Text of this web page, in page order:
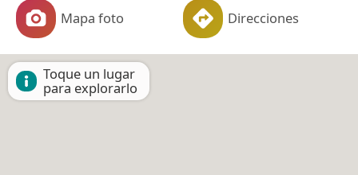
Mapa foto Direcciones
Toque un lugar
para explorarlo